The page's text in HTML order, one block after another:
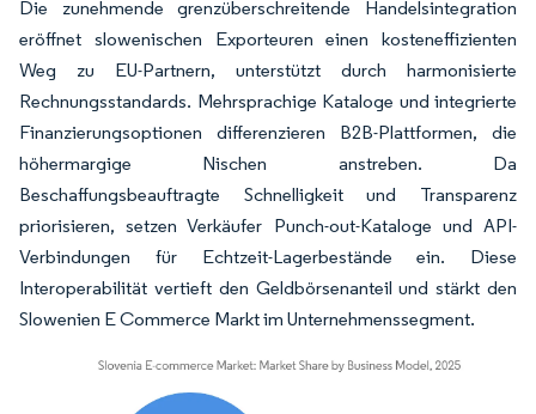
Die zunehmende grenzüberschreitende Handelsintegration
eröffnet slowenischen Exporteuren einen kosteneffizienten
Weg zu EU-Partnern, unterstützt durch harmonisierte
Rechnungsstandards. Mehrsprachige Kataloge und integrierte
Finanzierungsoptionen differenzieren B2B-Plattformen, die
höhermargige Nischen anstreben. Da
Beschaffungsbeauftragte Schnelligkeit und Transparenz
priorisieren, setzen Verkäufer Punch-out-Kataloge und API-
Verbindungen für Echtzeit-Lagerbestände ein. Diese
Interoperabilität vertieft den Geldbörsenanteil und stärkt den
Slowenien E Commerce Markt im Unternehmenssegment.